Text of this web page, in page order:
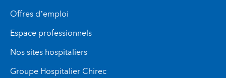
Offres d’emploi
Espace professionnels
Nos sites hospitaliers
Groupe Hospitalier Chirec